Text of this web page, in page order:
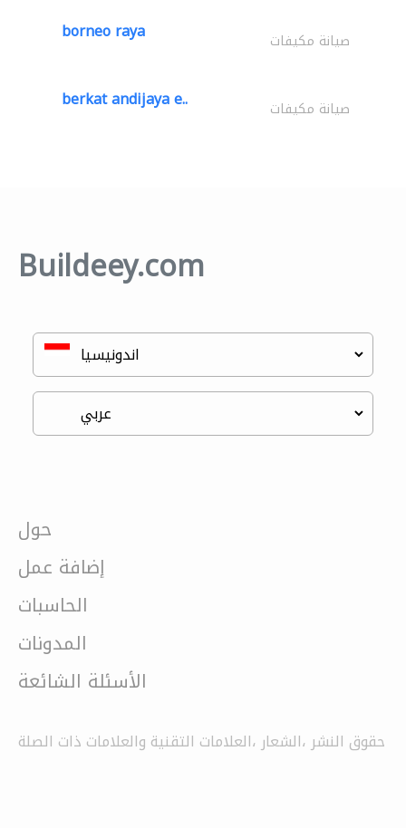
borneo raya صيانة مكيفات
berkat andijaya e.. صيانة مكيفات
Buildeey.com
حول
إضافة عمل
الحاسبات
المدونات
الأسئلة الشائعة
حقوق النشر ،الشعار ،العلامات التقنية والعلامات ذات الصلة